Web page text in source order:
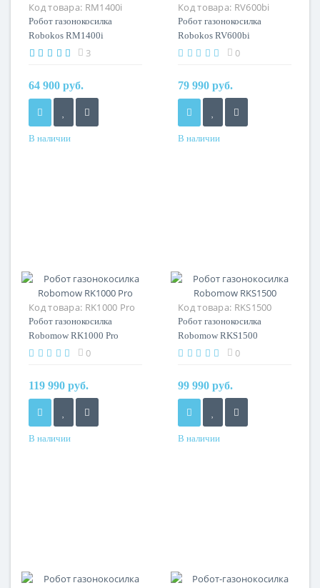
Код товара: RM1400i
Робот газонокосилка
Robokos RM1400i
3
64 900 руб.
В наличии
Код товара: RV600bi
Робот газонокосилка
Robokos RV600bi
0
79 990 руб.
В наличии
Код товара: RK1000 Pro
Робот газонокосилка
Robomow RK1000 Pro
0
119 990 руб.
В наличии
Код товара: RKS1500
Робот газонокосилка
Robomow RKS1500
0
99 990 руб.
В наличии